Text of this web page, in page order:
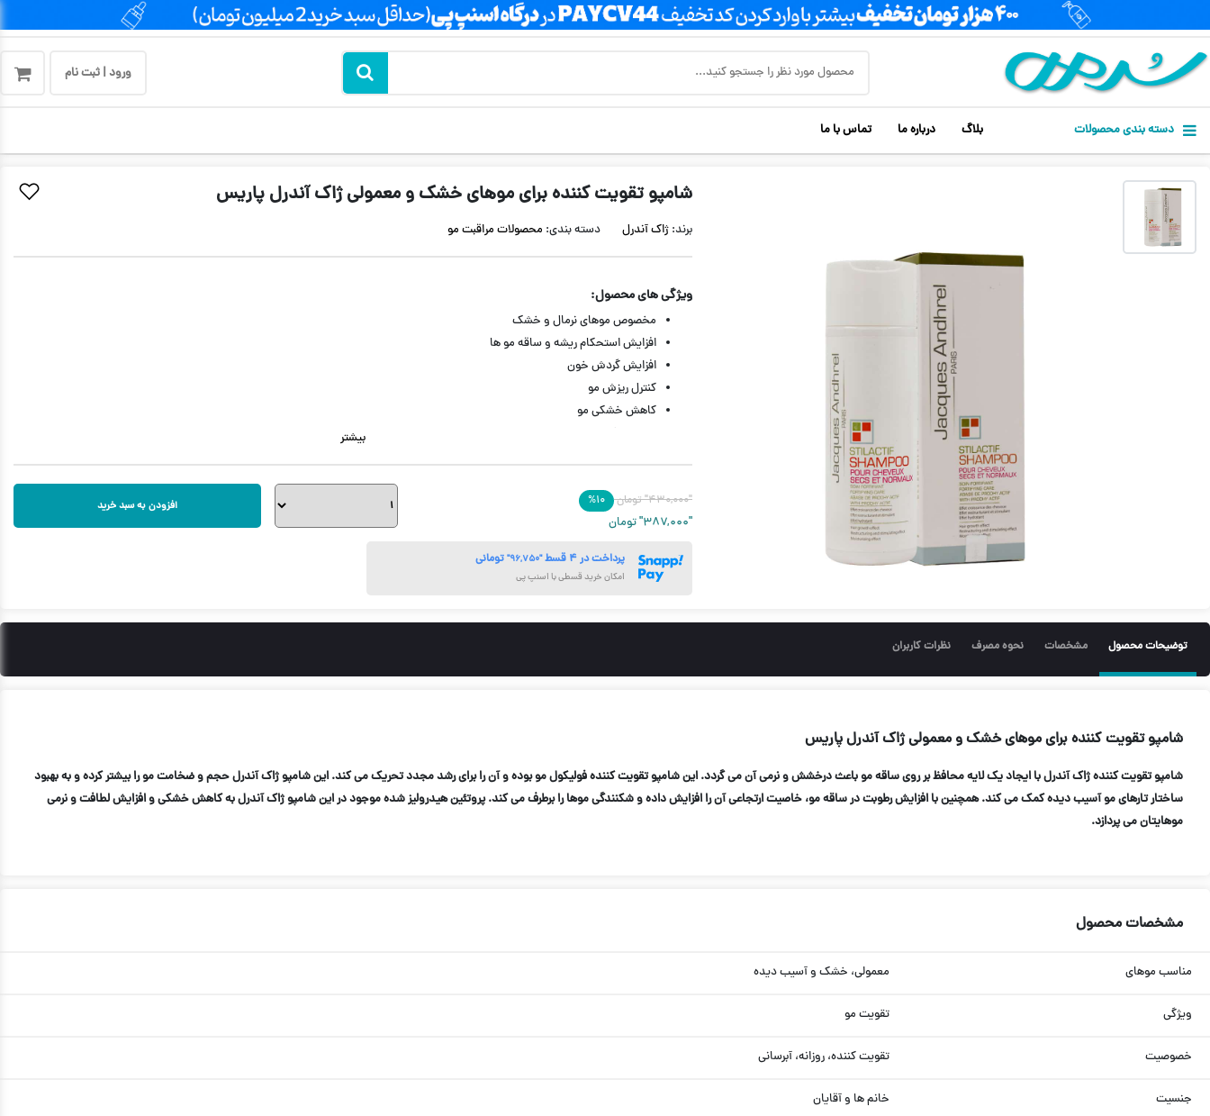
ورود | ثبت نام
دسته بندی محصولات بلاگ درباره ما تماس با ما
شامپو تقویت کننده برای موهای خشک و معمولی ژاک آندرل پاریس
برند: ژاک آندرل دسته بندی: محصولات مراقبت مو
ویژگی های محصول:
مخصوص موهای نرمال و خشک
افزایش استحکام ریشه و ساقه مو ها
افزایش گردش خون
کنترل ریزش مو
کاهش خشکی مو
مغذی مو
آبرسان
بیشتر
"۴۳۰,۰۰۰" تومان ۱۰%
"۳۸۷,۰۰۰" تومان
افزودن به سبد خرید
پرداخت در ۴ قسط "۹۶,۷۵۰" تومانی
امکان خرید قسطی با اسنپ پی
توضیحات محصول مشخصات نحوه مصرف نظرات کاربران
شامپو تقویت کننده برای موهای خشک و معمولی ژاک آندرل پاریس
شامپو تقویت کننده ژاک آندرل با ایجاد یک لایه محافظ بر روی ساقه مو باعث درخشش و نرمی آن می گردد. این شامپو تقویت کننده فولیکول مو بوده و آن را برای رشد مجدد تحریک می کند. این شامپو ژاک آندرل حجم و ضخامت مو را بیشتر کرده و به بهبود
ساختار تارهای مو آسیب دیده کمک می کند. همچنین با افزایش رطوبت در ساقه مو، خاصیت ارتجاعی آن را افزایش داده و شکنندگی موها را برطرف می کند. پروتئین هیدرولیز شده موجود در این شامپو ژاک آندرل به کاهش خشکی و افزایش لطافت و نرمی
موهایتان می پردازد.
مشخصات محصول
مناسب موهای معمولی، خشک و آسیب دیده
ویژگی تقویت مو
خصوصیت تقویت کننده، روزانه، آبرسانی
جنسیت خانم ها و آقایان